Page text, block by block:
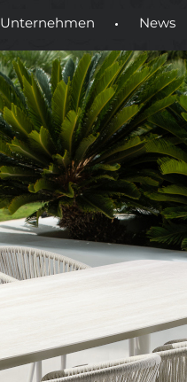
Unternehmen News